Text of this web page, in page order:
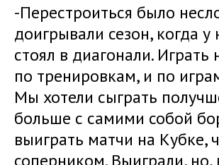
-Перестроиться было
доигрывали сезон, когда
стоял в диагонали.
по тренировкам, и по
Мы хотели сыграть
больше с самими собой
выиграть матчи на Кубке,
соперником. Выиграли,